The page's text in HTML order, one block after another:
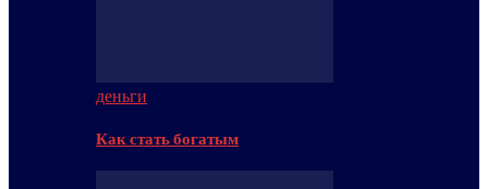
деньги
Как стать богатым